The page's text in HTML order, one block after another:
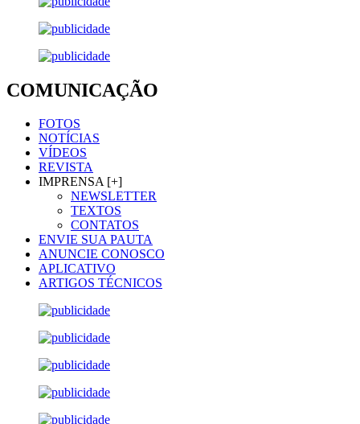
COMUNICAÇÃO
FOTOS
NOTÍCIAS
VÍDEOS
REVISTA
IMPRENSA [+]
NEWSLETTER
TEXTOS
CONTATOS
ENVIE SUA PAUTA
ANUNCIE CONOSCO
APLICATIVO
ARTIGOS TÉCNICOS